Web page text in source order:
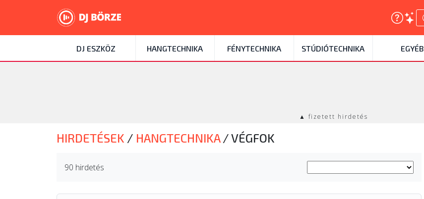
DJ ESZKÖZ HANGTECHNIKA FÉNYTECHNIKA STÚDIÓTECHNIKA EGYÉB
▲ fizetett hirdetés
HIRDETÉSEK / HANGTECHNIKA /VÉGFOK
90 hirdetés